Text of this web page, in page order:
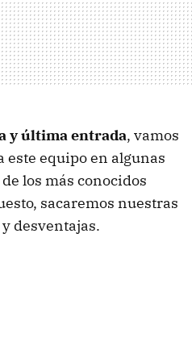
y última entrada, vamos
este equipo en algunas
los más conocidos
sacaremos nuestras
desventajas.